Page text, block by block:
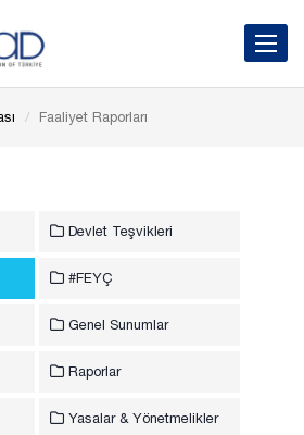
Toggle
Faaliyet Raporları
Devlet Teşvikleri
#FEYÇ
Genel Sunumlar
Raporlar
Yasalar & Yönetmelikler